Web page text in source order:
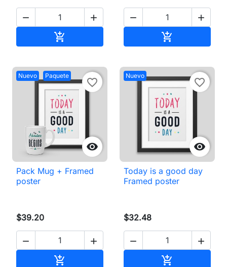
 

 

Nuevo Paquete

favorite_border
Pack Mug + Framed
poster
$39.20
 

Nuevo

favorite_border
Today is a good day
Framed poster
$32.48
 
